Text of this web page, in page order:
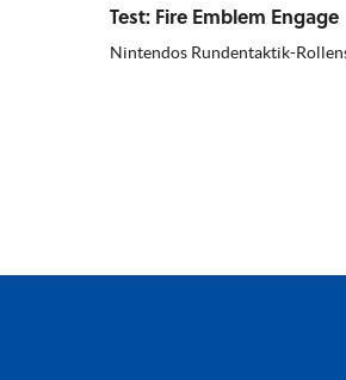
Test: Fire Emblem Engage
Nintendos Rundentaktik-